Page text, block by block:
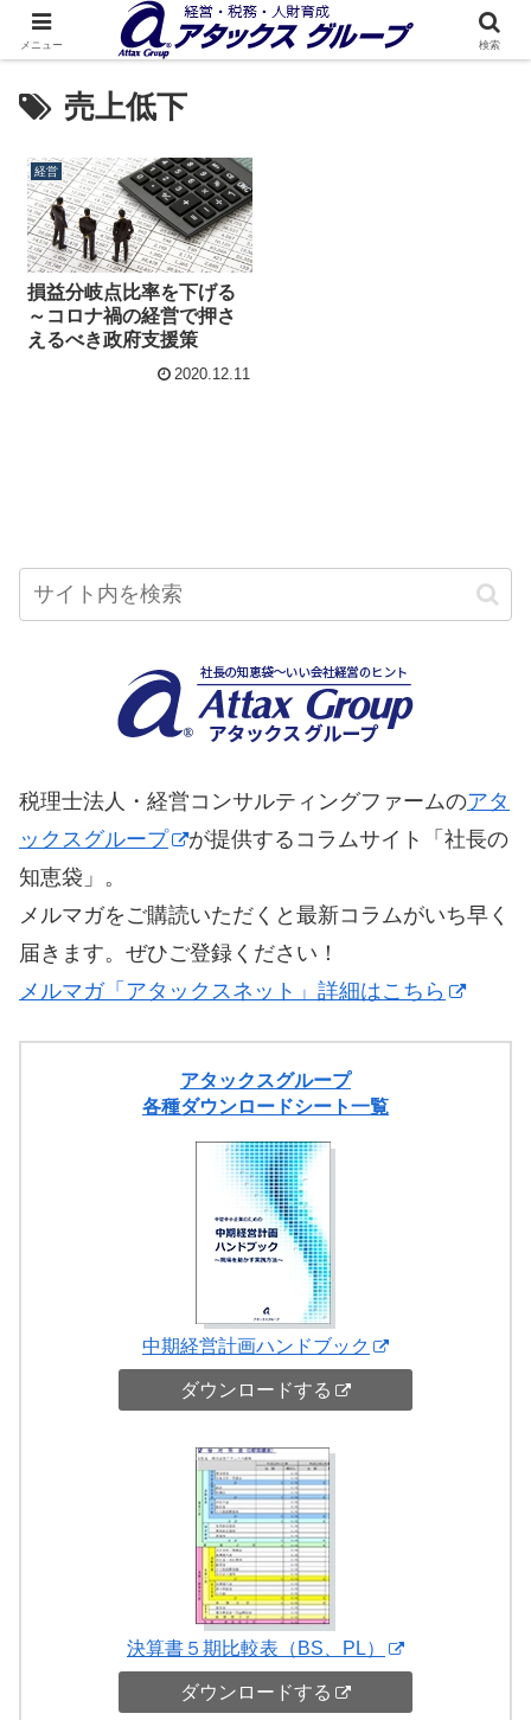
売上低下
経営
損益分岐点比率を下げる
～コロナ禍の経営で押さ
えるべき政府支援策
2020.12.11
税理士法人・経営コンサルティングファームのアタ
ックスグループ
が提供するコラムサイト「社長の
知恵袋」。
メルマガをご購読いただくと最新コラムがいち早く
届きます。ぜひご登録ください！
メルマガ「アタックスネット」詳細はこちら
アタックスグループ
各種ダウンロードシート一覧
中期経営計画ハンドブック
ダウンロードする
決算書５期比較表（BS、PL）
ダウンロードする
メニュー 検索